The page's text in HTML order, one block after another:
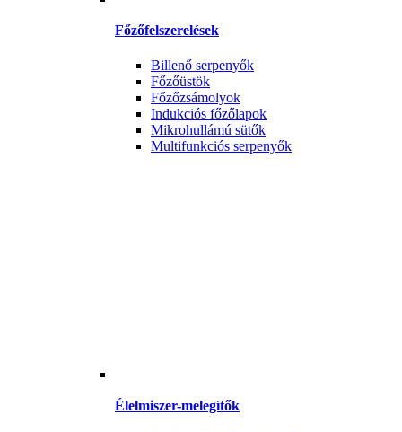
Főzőfelszerelések
Billenő serpenyők
Főzőüstök
Főzőzsámolyok
Indukciós főzőlapok
Mikrohullámú sütők
Multifunkciós serpenyők
Élelmiszer-melegítők